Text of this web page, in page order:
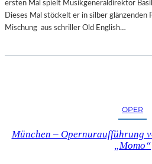
ersten Mal spielt Musikgeneraldirektor
Dieses Mal stöckelt er in silber glänzenden
Mischung aus schriller Old English…
OPER
München – Opernuraufführung
„Momo“